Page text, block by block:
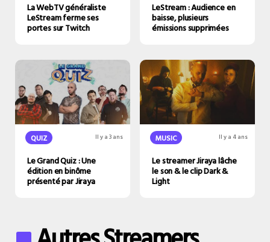
La WebTV généraliste
LeStream ferme ses
portes sur Twitch
LeStream : Audience en
baisse, plusieurs
émissions supprimées
QUIZ Il y a 3 ans
Le Grand Quiz : Une
édition en binôme
présenté par Jiraya
MUSIC Il y a 4 ans
Le streamer Jiraya lâche
le son & le clip Dark &
Light